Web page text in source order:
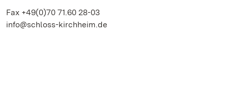
Fax +49(0)70 71.60 28-03
info@schloss-kirchheim.de